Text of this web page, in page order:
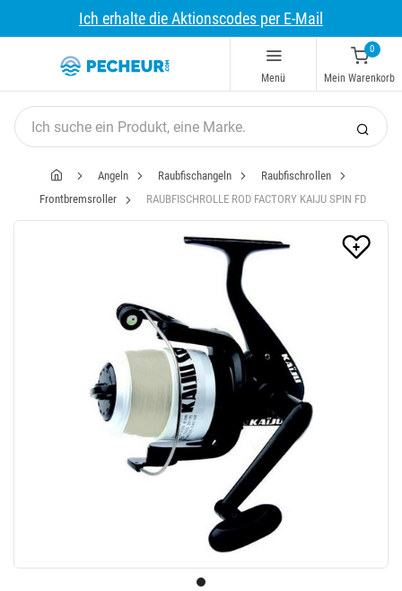
Ich erhalte die Aktionscodes per E-Mail
Menü
0
Mein Warenkorb
Angeln Raubfischangeln
Raubfischrollen
Frontbremsroller
RAUBFISCHROLLE ROD FACTORY KAIJU SPIN FD